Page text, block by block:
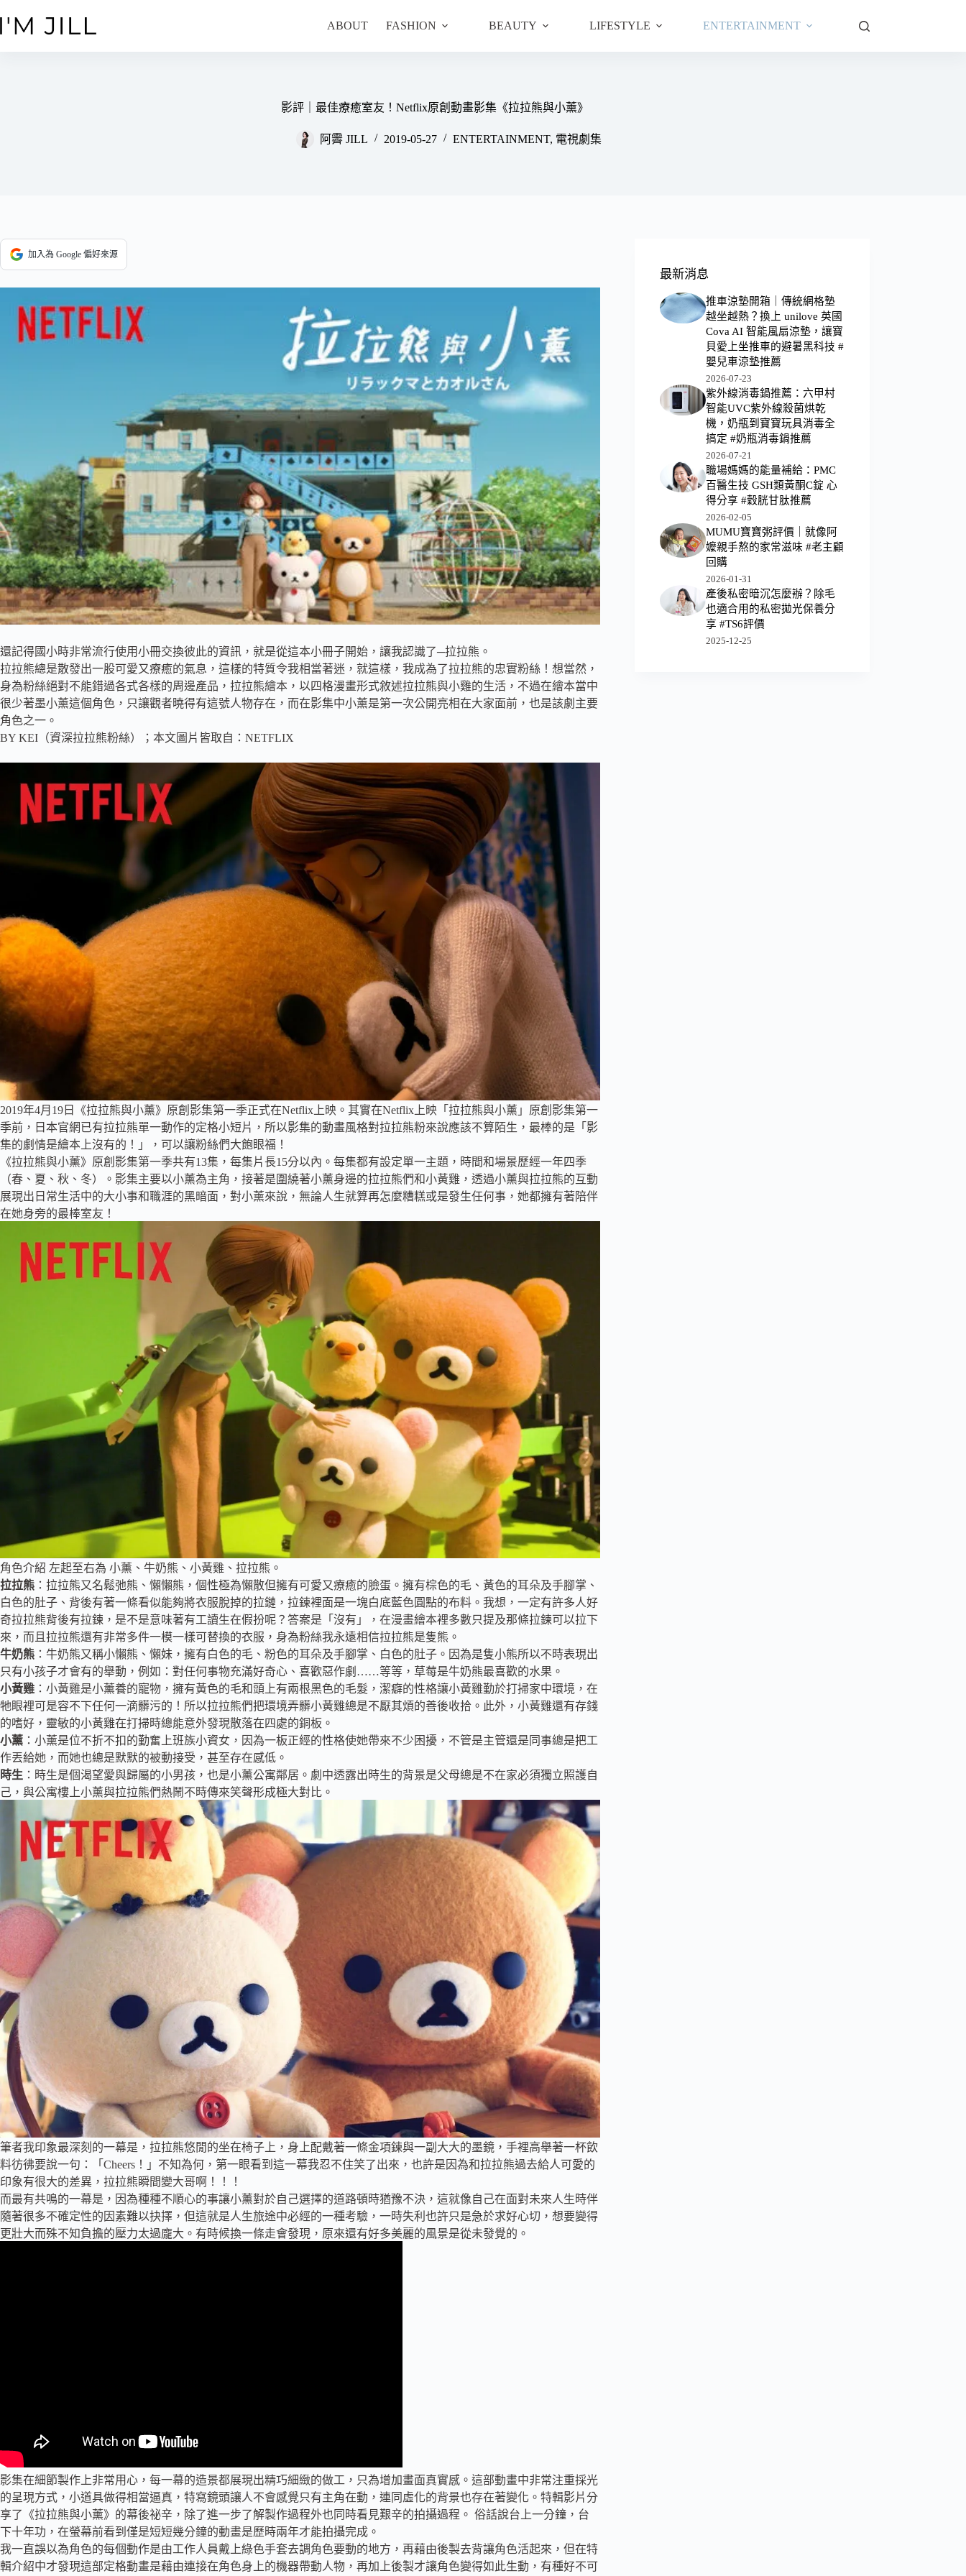
至
ABOUT FASHION BEAUTY LIFESTYLE ENTERTAINMENT
影評｜最佳療癒室友！Netflix原創動畫影集《拉拉熊與小薰》
阿霽 JILL 2019-05-27 ENTERTAINMENT, 電視劇集
加入為 Google 偏好來源
還記得國小時非常流行使用小冊交換彼此的資訊，就是從這本小冊子開始，讓我認識了─拉拉熊。
拉拉熊總是散發出一股可愛又療癒的氣息，這樣的特質令我相當著迷，就這樣，我成為了拉拉熊的忠實粉絲！想當然，
身為粉絲絕對不能錯過各式各樣的周邊產品，拉拉熊繪本，以四格漫畫形式敘述拉拉熊與小雞的生活，不過在繪本當中
很少著墨小薰這個角色 ，只讓觀者曉得有這號人物存在，而在影集中小薰是第一次公開亮相在大家面前，也是該劇主要
角色之一。
BY KEI（資深拉拉熊粉絲）；本文圖片皆取自：NETFLIX
2019年4月19日《拉拉熊與小薰》原創影集第一季正式在Netflix上映。其實在Netflix上映「拉拉熊與小薰」原創影集第一
季前，日本官網已有拉拉熊單一動作的定格小短片，所以影集的動畫風格對拉拉熊粉來說應該不算陌生，最棒的是「影
集的劇情是繪本上沒有的！」，可以讓粉絲們大飽眼福！
《拉拉熊與小薰》原創影集第一季共有13集，每集片長15分以內。每集都有設定單一主題，時間和場景歷經一年四季
（春、夏、秋、冬）。影集主要以小薰為主角，接著是圍繞著小薰身邊的拉拉熊們和小黃雞，透過小薰與拉拉熊的互動
展現出日常生活中的大小事和職涯的黑暗面，對小薰來說，無論人生就算再怎麼糟糕或是發生任何事，她都擁有著陪伴
在她身旁的最棒室友！
角色介紹 左起至右為 小薰、牛奶熊、小黃雞、拉拉熊。
拉拉熊 ：拉拉熊又名鬆弛熊、懶懶熊，個性極為懶散但擁有可愛又療癒的臉蛋。擁有棕色的毛、黃色的耳朵及手腳掌、
白色的肚子、背後有著一條看似能夠將衣服脫掉的拉鏈，拉鍊裡面是一塊白底藍色圓點的布料。我想，一定有許多人好
奇拉拉熊背後有拉鍊，是不是意味著有工讀生在假扮呢？答案是「沒有」，在漫畫繪本裡多數只提及那條拉鍊可以拉下
來，而且拉拉熊還有非常多件一模一樣可替換的衣服，身為粉絲我永遠相信拉拉熊是隻熊。
牛奶熊 ：牛奶熊又稱小懶熊、懶妹，擁有白色的毛、粉色的耳朵及手腳掌、白色的肚子。因為是隻小熊所以不時表現出
只有小孩子才會有的舉動，例如：對任何事物充滿好奇心、喜歡惡作劇……等等，草莓是牛奶熊最喜歡的水果。
小黃雞 ：小黃雞是小薰養的寵物，擁有黃色的毛和頭上有兩根黑色的毛髮，潔癖的性格讓小黃雞勤於打掃家中環境，在
牠眼裡可是容不下任何一滴髒污的！所以拉拉熊們把環境弄髒小黃雞總是不厭其煩的善後收拾。此外，小黃雞還有存錢
的嗜好，靈敏的小黃雞在打掃時總能意外發現散落在四處的銅板。
小薰 ：小薰是位不折不扣的勤奮上班族小資女，因為一板正經的性格使她帶來不少困擾，不管是主管還是同事總是把工
作丟給她，而她也總是默默的被動接受，甚至存在感低。
時生 ：時生是個渴望愛與歸屬的小男孩，也是小薰公寓鄰居。劇中透露出時生的背景是父母總是不在家必須獨立照護自
己，與公寓樓上小薰與拉拉熊們熱鬧不時傳來笑聲形成極大對比。
筆者我印象最深刻的一幕是，拉拉熊悠閒的坐在椅子上，身上配戴著一條金項鍊與一副大大的墨鏡，手裡高舉著一杯飲
料彷彿要說一句：「Cheers！」不知為何，第一眼看到這一幕我忍不住笑了出來，也許是因為和拉拉熊過去給人可愛的
印象有很大的差異，拉拉熊瞬間變大哥啊！！！
而最有共鳴的一幕是，因為種種不順心的事讓小薰對於自己選擇的道路頓時猶豫不決，這就像自己在面對未來人生時伴
隨著很多不確定性的因素難以抉擇，但這就是人生旅途中必經的一種考驗，一時失利也許只是急於求好心切，想要變得
更壯大而殊不知負擔的壓力太過龐大。有時候換一條走會發現，原來還有好多美麗的風景是從未發覺的。
影集在細節製作上非常用心，每一幕的造景都展現出精巧細緻的做工，只為增加畫面真實感。這部動畫中非常注重採光
的呈現方式，小道具做得相當逼真，特寫鏡頭讓人不會感覺只有主角在動，連同虛化的背景也存在著變化。特輯影片分
享了《拉拉熊與小薰》的幕後祕辛，除了進一步了解製作過程外也同時看見艱辛的拍攝過程。 俗話說台上一分鐘，台
下十年功，在螢幕前看到僅是短短幾分鐘的動畫是歷時兩年才能拍攝完成。
我一直誤以為角色的每個動作是由工作人員戴上綠色手套去調角色要動的地方，再藉由後製去背讓角色活起來，但在特
輯介紹中才發現這部定格動畫是藉由連接在角色身上的機器帶動人物，再加上後製才讓角色變得如此生動，有種好不可
最新消息
推車涼墊開箱｜傳統網格墊
越坐越熱？換上 unilove 英國
Cova AI 智能風扇涼墊，讓寶
貝愛上坐推車的避暑黑科技 #
嬰兒車涼墊推薦
2026-07-23
紫外線消毒鍋推薦：六甲村
智能UVC紫外線殺菌烘乾
機，奶瓶到寶寶玩具消毒全
搞定 #奶瓶消毒鍋推薦
2026-07-21
職場媽媽的能量補給：PMC
百醫生技 GSH類黃酮C錠 心
得分享 #穀胱甘肽推薦
2026-02-05
MUMU寶寶粥評價｜就像阿
嬤親手熬的家常滋味 #老主顧
回購
2026-01-31
產後私密暗沉怎麼辦？除毛
也適合用的私密拋光保養分
享 #TS6評價
2025-12-25